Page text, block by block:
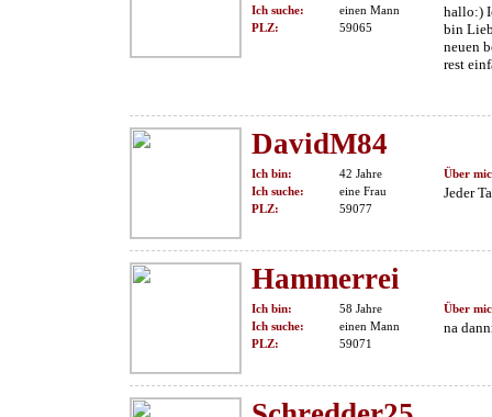
Ich suche:
einen Mann
PLZ:
59065
hallo:)
bin
neuen
rest
DavidM84
Ich bin:
42 Jahre
Ich suche:
eine Frau
PLZ:
59077
Über
Jeder
Hammerrei
Ich bin:
58 Jahre
Ich suche:
einen Mann
PLZ:
59071
Über
na